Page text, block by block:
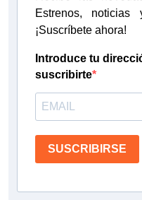
Estrenos, noticias
¡Suscríbete ahora!
Introduce tu
suscribirte
SUSCRIBIRSE